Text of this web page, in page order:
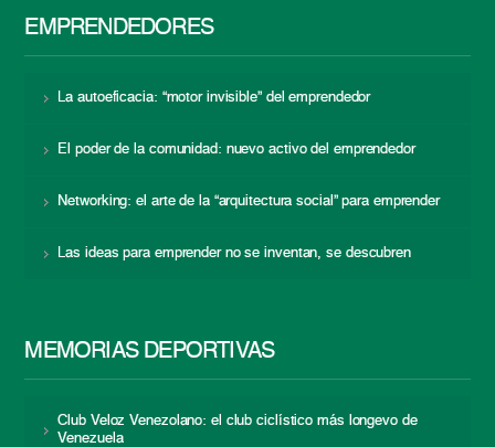
EMPRENDEDORES
La autoeficacia: “motor invisible” del emprendedor
El poder de la comunidad: nuevo activo del emprendedor
Networking: el arte de la “arquitectura social” para emprender
Las ideas para emprender no se inventan, se descubren
MEMORIAS DEPORTIVAS
Club Veloz Venezolano: el club ciclístico más longevo de
Venezuela